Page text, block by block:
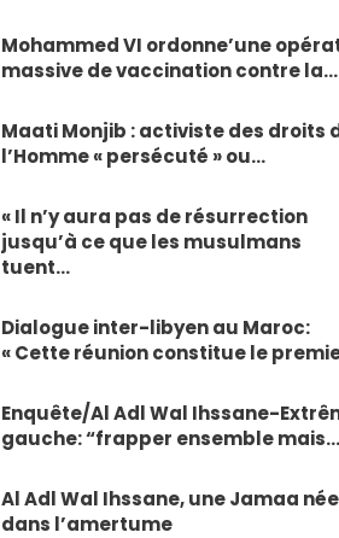
Mohammed VI ordonne’une
massive de vaccination contre la…
Maati Monjib : activiste des droits
l’Homme « persécuté » ou…
« Il n’y aura pas de résurrection
jusqu’à ce que les musulmans
tuent…
Dialogue inter-libyen au Maroc:
« Cette réunion constitue le
Enquête/Al Adl Wal Ihssane-
gauche: “frapper ensemble mais…
Al Adl Wal Ihssane, une Jamaa née
dans l’amertume